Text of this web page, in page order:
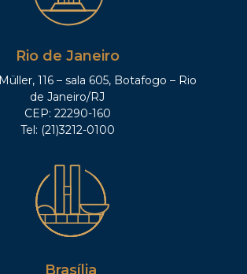
Rio de Janeiro
116 – sala 605, Botafogo – Rio
de Janeiro/RJ
CEP: 22290-160
Tel: (21)3212-0100
Brasília